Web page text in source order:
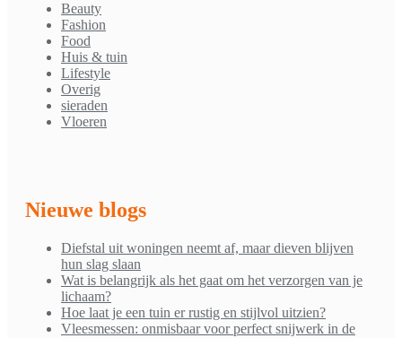
Beauty
Fashion
Food
Huis & tuin
Lifestyle
Overig
sieraden
Vloeren
Nieuwe blogs
Diefstal uit woningen neemt af, maar dieven blijven
hun slag slaan
Wat is belangrijk als het gaat om het verzorgen van je
lichaam?
Hoe laat je een tuin er rustig en stijlvol uitzien?
Vleesmessen: onmisbaar voor perfect snijwerk in de